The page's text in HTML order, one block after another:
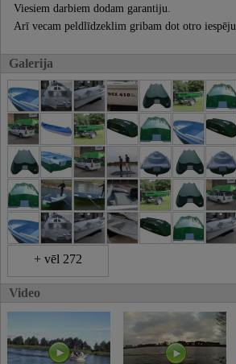
Viesiem darbiem dodam garantiju.
Arī vecam peldlīdzeklim gribam dot otro iespēju.
Galerija
+ vēl 272
Video